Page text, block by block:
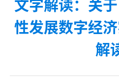
文字解读：关
性发展数字经
解